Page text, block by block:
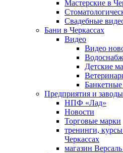
Мастерские в
Свадебные
Бани в Черкассах
Видео
Видео
Детские
Предприятия и
НПФ «Лад»
Новости
Торговые марки
тренинги,
Черкассах
магазин